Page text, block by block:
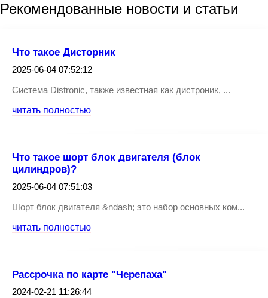
Рекомендованные новости и статьи
Что такое Дисторник
2025-06-04 07:52:12
Система Distronic, также известная как дистроник, ...
читать полностью
Что такое шорт блок двигателя (блок
цилиндров)?
2025-06-04 07:51:03
Шорт блок двигателя &ndash; это набор основных ком...
читать полностью
Рассрочка по карте "Черепаха"
2024-02-21 11:26:44